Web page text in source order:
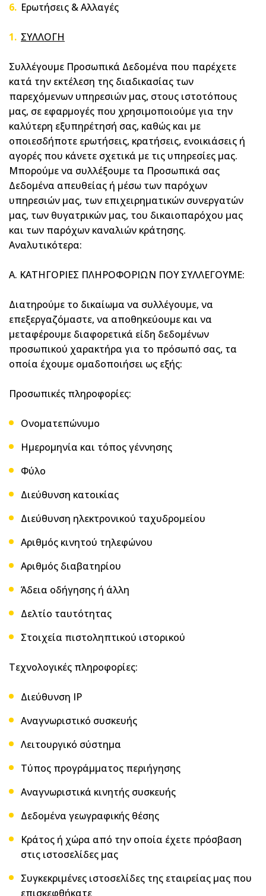
Ερωτήσεις & Αλλαγές
ΣΥΛΛΟΓΗ
Συλλέγουμε Προσωπικά Δεδομένα που παρέχετε
κατά την εκτέλεση της διαδικασίας των
παρεχόμενων υπηρεσιών μας, στους ιστοτόπους
μας, σε εφαρμογές που χρησιμοποιούμε για την
καλύτερη εξυπηρέτησή σας, καθώς και με
οποιεσδήποτε ερωτήσεις, κρατήσεις, ενοικιάσεις ή
αγορές που κάνετε σχετικά με τις υπηρεσίες μας.
Μπορούμε να συλλέξουμε τα Προσωπικά σας
Δεδομένα απευθείας ή μέσω των παρόχων
υπηρεσιών μας, των επιχειρηματικών συνεργατών
μας, των θυγατρικών μας, του δικαιοπαρόχου μας
και των παρόχων καναλιών κράτησης.
Αναλυτικότερα:
Α. ΚΑΤΗΓΟΡΙΕΣ ΠΛΗΡΟΦΟΡΙΩΝ ΠΟΥ ΣΥΛΛΕΓΟΥΜΕ:
Διατηρούμε το δικαίωμα να συλλέγουμε, να
επεξεργαζόμαστε, να αποθηκεύουμε και να
μεταφέρουμε διαφορετικά είδη δεδομένων
προσωπικού χαρακτήρα για το πρόσωπό σας, τα
οποία έχουμε ομαδοποιήσει ως εξής:
Προσωπικές πληροφορίες:
Ονοματεπώνυμο
Ημερομηνία και τόπος γέννησης
Φύλο
Διεύθυνση κατοικίας
Διεύθυνση ηλεκτρονικού ταχυδρομείου
Αριθμός κινητού τηλεφώνου
Αριθμός διαβατηρίου
Άδεια οδήγησης ή άλλη
Δελτίο ταυτότητας
Στοιχεία πιστοληπτικού ιστορικού
Τεχνολογικές πληροφορίες:
Διεύθυνση IP
Αναγνωριστικό συσκευής
Λειτουργικό σύστημα
Τύπος προγράμματος περιήγησης
Aναγνωριστικά κινητής συσκευής
Δεδομένα γεωγραφικής θέσης
Κράτος ή χώρα από την οποία έχετε πρόσβαση
στις ιστοσελίδες μας
Συγκεκριμένες ιστοσελίδες της εταιρείας μας που
επισκεφθήκατε